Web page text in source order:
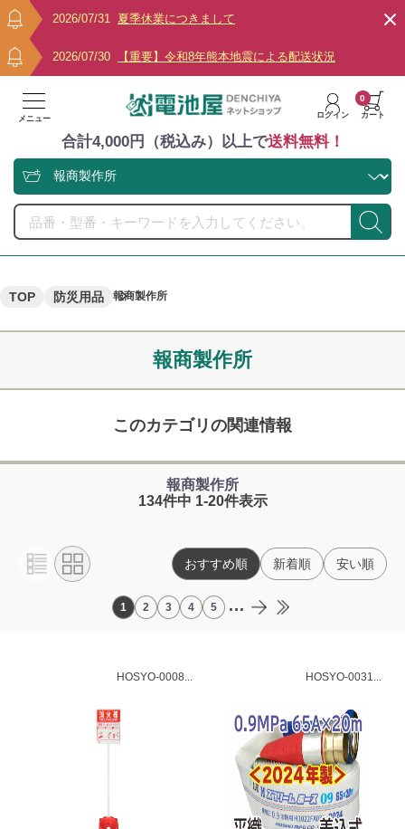
2026/07/31 夏季休業につきまして
2026/07/30 【重要】令和8年熊本地震による配送状況
メニュー ログイン カート
0
合計4,000円（税込み）以上で送料無料！
TOP 防災用品 報商製作所
報商製作所
このカテゴリの関連情報
報商製作所
134件中 1-20件表示
1 2 3 4 5 ...
おすすめ順 新着順 安い順
HOSYO-0008... HOSYO-0031...